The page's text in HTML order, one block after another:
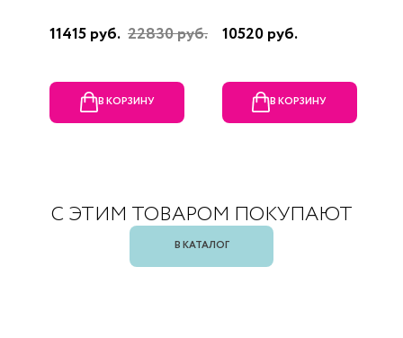
11415 руб. 22830 руб.
В КОРЗИНУ
10520 руб.
В КОРЗИНУ
С ЭТИМ ТОВАРОМ ПОКУПАЮТ
В КАТАЛОГ